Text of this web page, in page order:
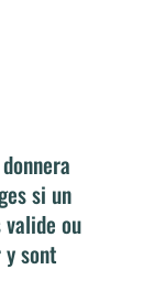
si un
ou
sont